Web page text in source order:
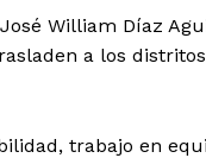
José William Díaz
a los
trabajo en